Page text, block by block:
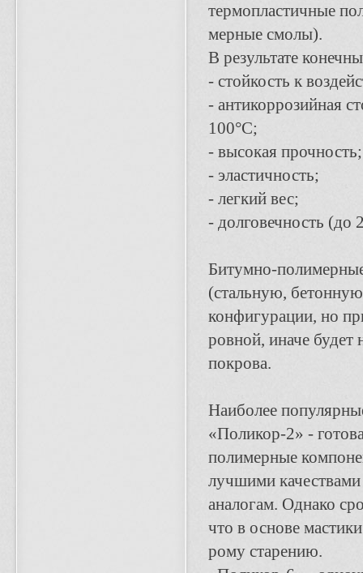
термопластичные
мерные смолы).
В результате
- стойкость к
- антикоррозийная
100°С;
- высокая прочность;
- эластичность;
- легкий вес;
- долговечность (до
Битумно-
(стальную,
конфигурации, но
ровной, иначе
покрова.
Наиболее
«Поликор-2» -
полимерные
лучшими
аналогам. Однако
что в основе
рому старению.